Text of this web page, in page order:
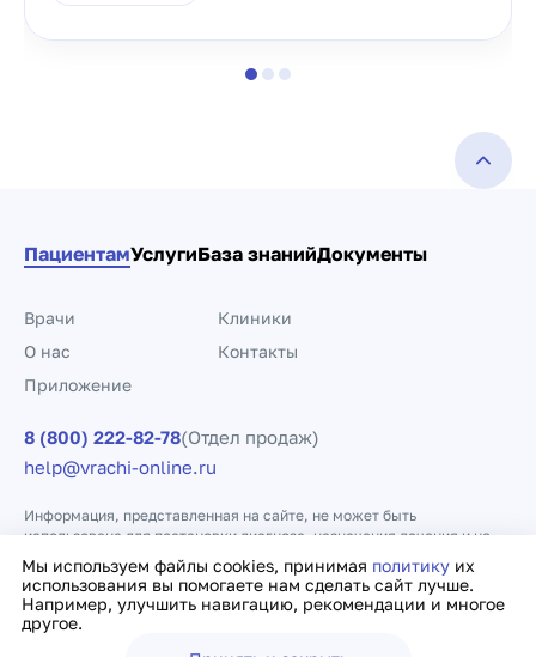
Мы используем файлы cookies, принимая политику их
использования вы помогаете нам сделать сайт лучше.
Например, улучшить навигацию, рекомендации и многое
другое.
ПациентамУслугиБаза знанийДокументы
Врачи
Клиники
О нас
Контакты
Приложение
8 (800) 222-82-78(Отдел продаж)
help@vrachi-online.ru
Информация, представленная на сайте, не может быть
использована для постановки диагноза, назначения лечения и не
заменяет прием врача.
Политика конфиденциальности Договор оферты